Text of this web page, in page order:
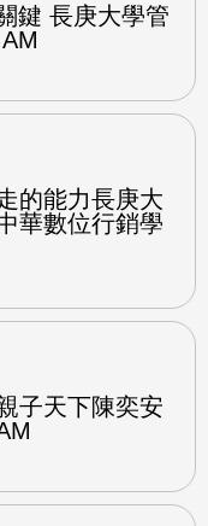
鍵 長庚大學管
的能力長庚大
華數位行銷學
子天下陳奕安